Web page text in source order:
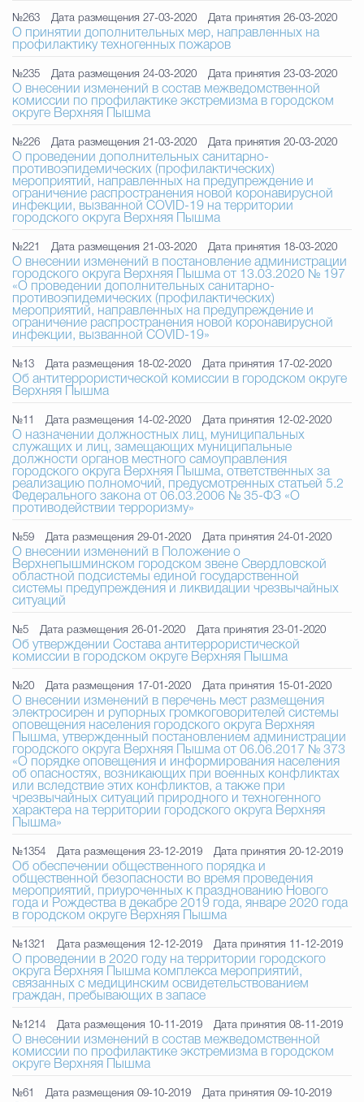
Счётная палата Городского
Избирательная
Гостям Городского
Общественная
Градостроительство и
Государственные организации
Открытые
№263 Дата размещения 27-03-2020 Дата принятия 26-03-2020
О принятии дополнительных мер, направленных на
профилактику техногенных пожаров
№235 Дата размещения 24-03-2020 Дата принятия 23-03-2020
О внесении изменений в состав межведомственной
комиссии по профилактике экстремизма в городском
округе Верхняя Пышма
№226 Дата размещения 21-03-2020 Дата принятия 20-03-2020
О проведении дополнительных санитарно-
противоэпидемических (профилактических)
мероприятий, направленных на предупреждение и
ограничение распространения новой коронавирусной
инфекции, вызванной COVID-19 на территории
городского округа Верхняя Пышма
№221 Дата размещения 21-03-2020 Дата принятия 18-03-2020
О внесении изменений в постановление администрации
городского округа Верхняя Пышма от 13.03.2020 № 197
«О проведении дополнительных санитарно-
противоэпидемических (профилактических)
мероприятий, направленных на предупреждение и
ограничение распространения новой коронавирусной
инфекции, вызванной COVID-19»
№13 Дата размещения 18-02-2020 Дата принятия 17-02-2020
Об антитеррористической комиссии в городском округе
Верхняя Пышма
№11 Дата размещения 14-02-2020 Дата принятия 12-02-2020
О назначении должностных лиц, муниципальных
служащих и лиц, замещающих муниципальные
должности органов местного самоуправления
городского округа Верхняя Пышма, ответственных за
реализацию полномочий, предусмотренных статьей 5.2
Федерального закона от 06.03.2006 № 35-ФЗ «О
противодействии терроризму»
№59 Дата размещения 29-01-2020 Дата принятия 24-01-2020
О внесении изменений в Положение о
Верхнепышминском городском звене Свердловской
областной подсистемы единой государственной
системы предупреждения и ликвидации чрезвычайных
ситуаций
№5 Дата размещения 26-01-2020 Дата принятия 23-01-2020
Об утверждении Состава антитеррористической
комиссии в городском округе Верхняя Пышма
№20 Дата размещения 17-01-2020 Дата принятия 15-01-2020
О внесении изменений в перечень мест размещения
электросирен и рупорных громкоговорителей системы
оповещения населения городского округа Верхняя
Пышма, утвержденный постановлением администрации
городского округа Верхняя Пышма от 06.06.2017 № 373
«О порядке оповещения и информирования населения
об опасностях, возникающих при военных конфликтах
или вследствие этих конфликтов, а также при
чрезвычайных ситуаций природного и техногенного
характера на территории городского округа Верхняя
Пышма»
№1354 Дата размещения 23-12-2019 Дата принятия 20-12-2019
Об обеспечении общественного порядка и
общественной безопаcности во время проведения
мероприятий, приуроченных к празднованию Нового
года и Рождества в декабре 2019 года, январе 2020 года
в городском округе Верхняя Пышма
№1321 Дата размещения 12-12-2019 Дата принятия 11-12-2019
О проведении в 2020 году на территории городского
округа Верхняя Пышма комплекса мероприятий,
связанных с медицинским освидетельствованием
граждан, пребывающих в запасе
№1214 Дата размещения 10-11-2019 Дата принятия 08-11-2019
О внесении изменений в состав межведомственной
комиссии по профилактике экстремизма в городском
округе Верхняя Пышма
№61 Дата размещения 09-10-2019 Дата принятия 09-10-2019